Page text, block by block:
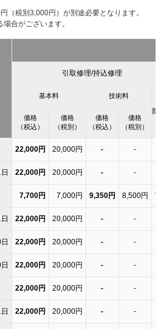
（税別3,000円）が別途必要となります。
合がございます。
引取修理/持込修理
基本料 技術料
部
価格
（税込）
価格
（税別）
価格
（税込）
価格
（税別）
22,000円 20,000円 - -
22,000円 20,000円 - -
7,700円 7,000円 9,350円 8,500円
22,000円 20,000円 - -
22,000円 20,000円 - -
22,000円 20,000円 - -
22,000円 20,000円 - -
22,000円 20,000円 - -